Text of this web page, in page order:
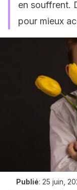
en souffrent.
pour mieux
Publié: 25 juin,